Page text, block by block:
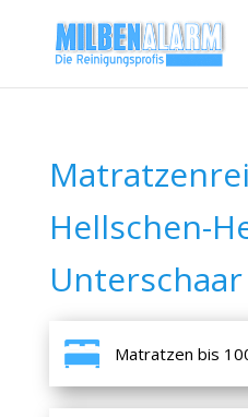
Hellschen-
Unterschaar
Matratzen bis